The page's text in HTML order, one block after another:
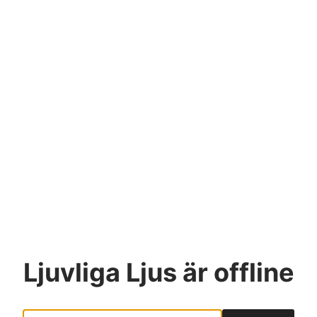
Ljuvliga Ljus är offline